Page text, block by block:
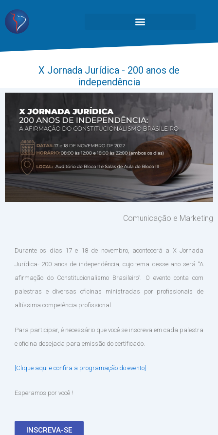
X Jornada Jurídica - 200 anos de
independência
Comunicação e Marketing
Durante os dias 17 e 18 de novembro, acontecerá a X Jornada
Jurídica- 200 anos de independência, cujo tema desse ano será “A
afirmação do Constitucionalismo Brasileiro”. O evento conta com
palestras e diversas oficinas ministradas por profissionais de
altíssima competência profissional.
Para participar, é necessário que você se inscreva em cada palestra
e oficina desejada para emissão do certificado.
[Clique aqui e confira a programação do evento]
Esperamos por você !
INSCREVA-SE